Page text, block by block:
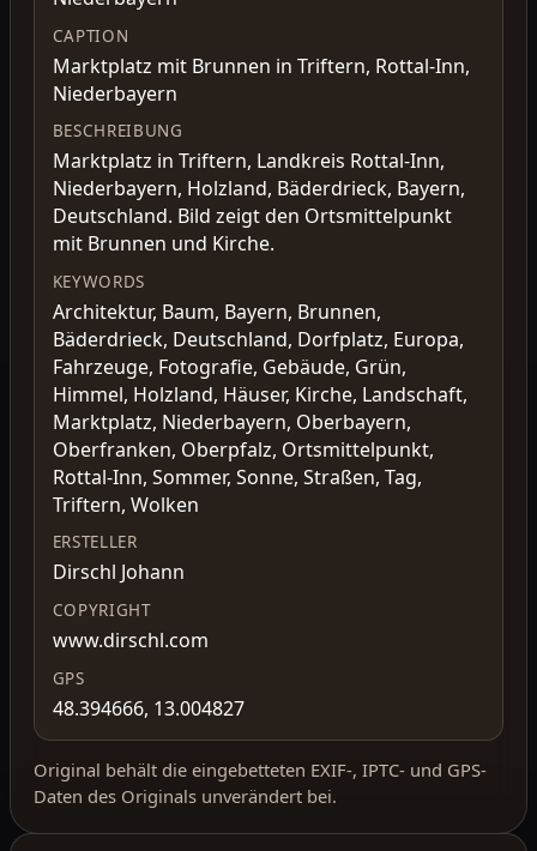
CAPTION
Marktplatz mit Brunnen in Triftern, Rottal-Inn,
Niederbayern
BESCHREIBUNG
Marktplatz in Triftern, Landkreis Rottal-Inn,
Niederbayern, Holzland, Bäderdrieck, Bayern,
Deutschland. Bild zeigt den Ortsmittelpunkt
mit Brunnen und Kirche.
KEYWORDS
Architektur, Baum, Bayern, Brunnen,
Bäderdrieck, Deutschland, Dorfplatz, Europa,
Fahrzeuge, Fotografie, Gebäude, Grün,
Himmel, Holzland, Häuser, Kirche, Landschaft,
Marktplatz, Niederbayern, Oberbayern,
Oberfranken, Oberpfalz, Ortsmittelpunkt,
Rottal-Inn, Sommer, Sonne, Straßen, Tag,
Triftern, Wolken
ERSTELLER
Dirschl Johann
COPYRIGHT
www.dirschl.com
GPS
48.394666, 13.004827
Original behält die eingebetteten EXIF-, IPTC- und GPS-
Daten des Originals unverändert bei.